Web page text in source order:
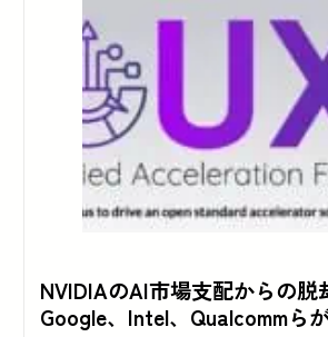
NVIDIAのAI市場支配からの脱
Google、Intel、Qualcommら